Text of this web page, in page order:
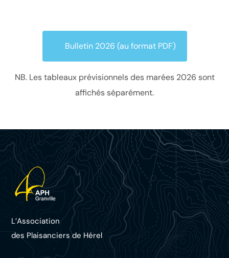
Bulletin 2026 (au format PDF)
NB. Les tableaux prévisionnels des marées 2026 sont
affichés séparément.
L’Association
des Plaisanciers de Hérel